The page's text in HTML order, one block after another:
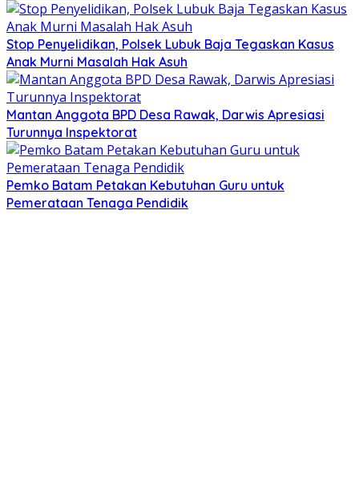
Stop Penyelidikan, Polsek Lubuk Baja Tegaskan Kasus
Anak Murni Masalah Hak Asuh
Mantan Anggota BPD Desa Rawak, Darwis Apresiasi
Turunnya Inspektorat
Pemko Batam Petakan Kebutuhan Guru untuk
Pemerataan Tenaga Pendidik